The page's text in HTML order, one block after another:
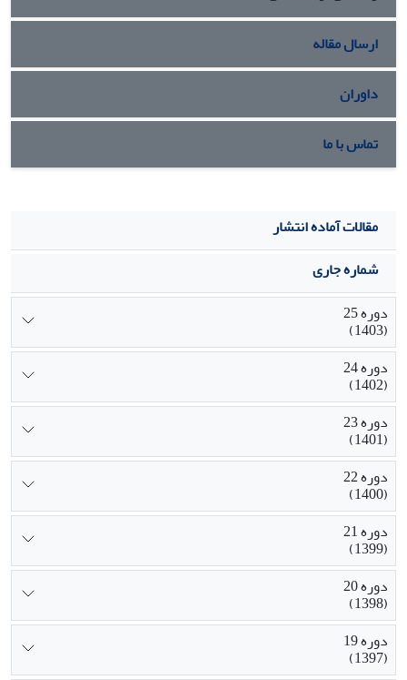
متوسط جدید گستردهتر شده، مطالبات مردمسالارانه نیز بروز و
ظهور بیشترى یافتهاند.
ارسال مقاله
داوران
تماس با ما
مقالات آماده انتشار
شماره جاری
دوره 25
(1403)
دوره 24
(1402)
دوره 23
(1401)
دوره 22
(1400)
دوره 21
(1399)
دوره 20
(1398)
دوره 19
(1397)